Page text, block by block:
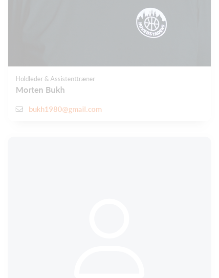
Holdleder & Assistenttræner
Morten Bukh
bukh1980@gmail.com